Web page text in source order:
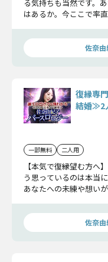
る気持ちも当然です。
はあるか。今ここで率
佐奈
復縁専
結婚≫2
一部無料 二人用
【本気で復縁望む方へ
う思っているのは本当
あなたへの未練や想い
佐奈